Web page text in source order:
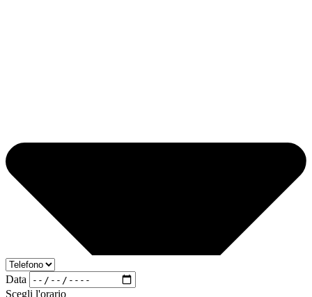
Data
Scegli l'orario